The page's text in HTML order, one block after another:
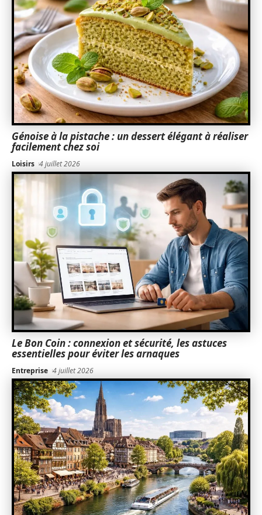
Génoise à la pistache : un dessert élégant à réaliser
facilement chez soi
Loisirs 4 juillet 2026
Le Bon Coin : connexion et sécurité, les astuces
essentielles pour éviter les arnaques
Entreprise 4 juillet 2026